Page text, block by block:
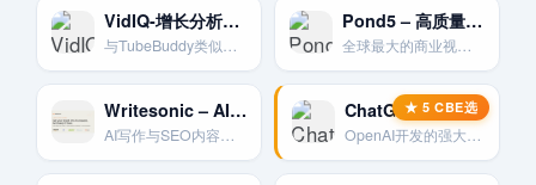
VidIQ-增长分析利器
与TubeBuddy类似的浏览器扩展。专注于通过数据分析和竞争对手研究来帮助频道增长。
Pond5 – 高质量商业素材库
全球最大的商业视频、音乐和特效素材交易平台之一。提供专业级的素材用于高端TikTok制作。
Writesonic – AI写作与SEO
AI写作与SEO内容生成
ChatGPT AI对话与任务处理
OpenAI开发的强大语言模型，可通过API集成到工作流中执行各种任务。